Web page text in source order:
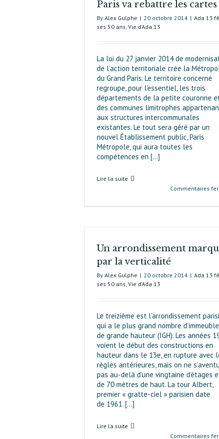
Paris va rebattre les cartes
By Alex Gulphe | 20 octobre 2014 | Ada 13
ses 50 ans, Vie d’Ada 13
La loi du 27 janvier 2014 de
de l’action territoriale crée la
du Grand Paris. Le territoire concerné
regroupe, pour l’essentiel, les trois
départements de la petite couronne
des communes limitrophes
aux structu­res intercommunales
existantes. Le tout sera géré par un
nouvel Établissement public, Paris
Métropole, qui aura toutes les
compétences en [...]
Lire la suite
Commentaires
Un arrondissement
par la verticalité
By Alex Gulphe | 20 octobre 2014 | Ada 13
ses 50 ans, Vie d’Ada 13
Le treizième est l’arrondissement
qui a le plus grand nombre
de grande hauteur (IGH). Les années
voient le début des constructions en
hauteur dans le 13e, en rupture avec
règles antérieures, mais on ne
pas au-delà d’une vingtaine d’étages
de 70 mètres de haut. La tour Albert,
premier « gratte-ciel » parisien date
de 1961. [...]
Lire la suite
Commentaires